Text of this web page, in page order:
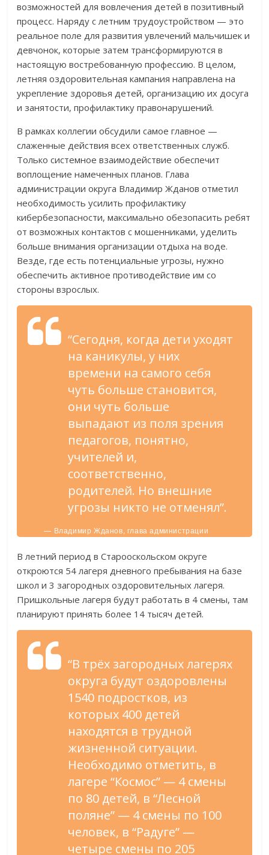
возможностей для вовлечения детей в позитивный
процесс. Наряду с летним трудоустройством — это
реальное поле для развития увлечений мальчишек и
девчонок, которые затем трансформируются в
настоящую востребованную профессию. В целом,
летняя оздоровительная кампания направлена на
укрепление здоровья детей, организацию их досуга
и занятости, профилактику правонарушений.
В рамках коллегии обсудили самое главное —
слаженные действия всех ответственных служб.
Только системное взаимодействие обеспечит
воплощение намеченных планов. Глава
администрации округа Владимир Жданов отметил
необходимость усилить профилактику
кибербезопасности, максимально обезопасить ребят
от возможных контактов с мошенниками, уделить
больше внимания организации отдыха на воде.
Везде, где есть потенциальные угрозы, нужно
обеспечить активное противодействие им со
стороны взрослых.
“Сегодня, когда дети уходят
на каникулы, у них
времени на самого себя
чуть больше становится,
они чуть больше
выпадают из поля зрения
педагогов, понятно,
учителей и,
соответственно,
родителей. Но внешние
угрозы никто не отменял”.
— Владимир Жданов, глава администрации
Старооскольского городского округа.
В летний период в Старооскольском округе
откроются 54 лагеря дневного пребывания на базе
школ и 3 загородных оздоровительных лагеря.
Пришкольные лагеря будут работать в 4 смены, там
планируют принять более 14 тысяч детей.
“В трёх загородных лагерях
округа будут оздоровлены
1540 подростков, из
которых 400 детей
находятся в трудной
жизненной ситуации.
Необходимо отметить, в
лагере “Космос” — 4 смены
по 80 детей, в “Лесной
поляне” — 4 смены по 100
человек, в “Радуге” —
четыре смены по 205